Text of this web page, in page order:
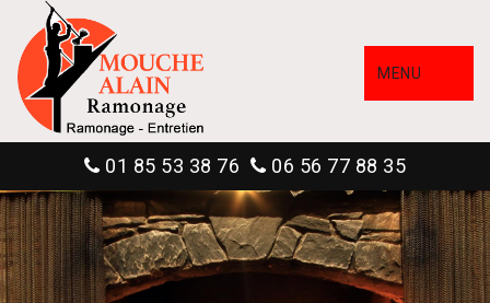
MENU
01 85 53 38 76 06 56 77 88 35